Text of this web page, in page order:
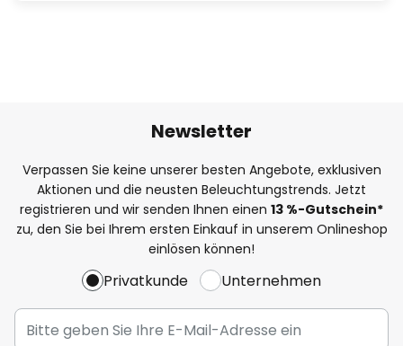
Newsletter
Verpassen Sie keine unserer besten Angebote, exklusiven
Aktionen und die neusten Beleuchtungstrends. Jetzt
registrieren und wir senden Ihnen einen 13 %-Gutschein*
zu, den Sie bei Ihrem ersten Einkauf in unserem Onlineshop
einlösen können!
Privatkunde Unternehmen